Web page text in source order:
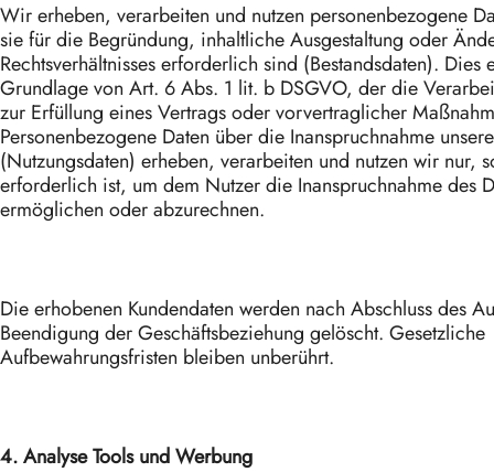
Wir erheben, verarbeiten und nutzen personenbezogene
sie für die Begründung, inhaltliche Ausgestaltung oder
Rechtsverhältnisses erforderlich sind (Bestandsdaten). Dies
Grundlage von Art. 6 Abs. 1 lit. b DSGVO, der die
zur Erfüllung eines Vertrags oder vorvertraglicher
Personenbezogene Daten über die Inanspruchnahme
(Nutzungsdaten) erheben, verarbeiten und nutzen wir nur,
erforderlich ist, um dem Nutzer die Inanspruchnahme des
ermöglichen oder abzurechnen.
Die erhobenen Kundendaten werden nach Abschluss des
Beendigung der Geschäftsbeziehung gelöscht. Gesetzliche
Aufbewahrungsfristen bleiben unberührt.
4. Analyse Tools und Werbung